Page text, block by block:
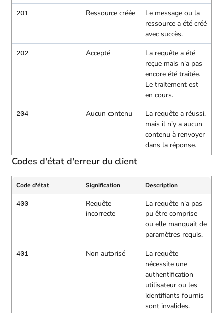
201 Ressource créée
Le message ou la
ressource a été créé
avec succès.
202 Accepté
La requête a été
reçue mais n'a pas
encore été traitée.
Le traitement est
en cours.
204 Aucun contenu
La requête a réussi,
mais il n'y a aucun
contenu à renvoyer
dans la réponse.
Codes d'état d'erreur du client
Code d'état Signification Description
400
Requête
incorrecte
La requête n'a pas
pu être comprise
ou elle manquait de
paramètres requis.
401 Non autorisé
La requête
nécessite une
authentification
utilisateur ou les
identifiants fournis
sont invalides.